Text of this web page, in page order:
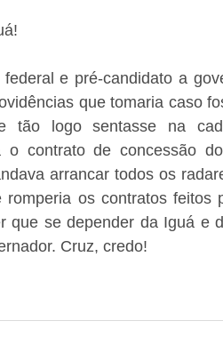
federal e pré-candidato a
que tomaria caso
tão logo sentasse na
o contrato de concessão
arrancar todos os
romperia os contratos feitos
que se depender da Iguá e
Cruz, credo!